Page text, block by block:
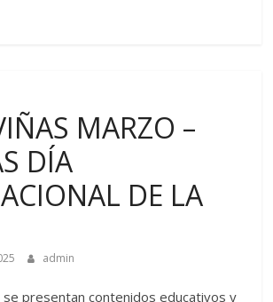
MARZO –
DÍA
DE LA
admin
se presentan contenidos educativos y